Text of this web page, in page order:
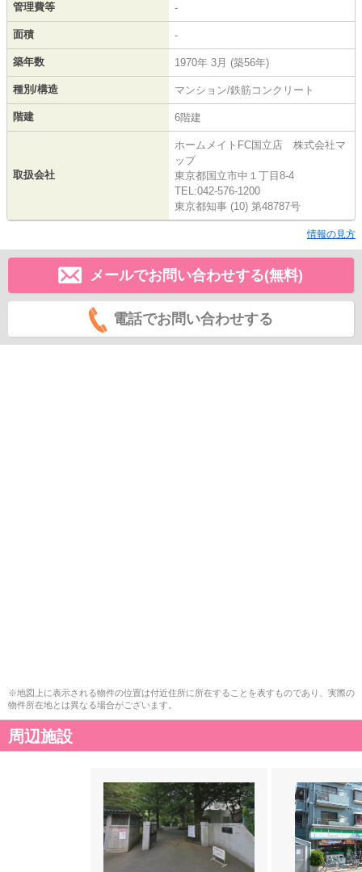
管理費等 -
面積 -
築年数 1970年 3月 (築56年)
種別/構造 マンション/鉄筋コンクリート
階建 6階建
取扱会社
ホームメイトFC国立店 株式会社マ
ップ
東京都国立市中１丁目8-4
TEL:042-576-1200
東京都知事 (10) 第48787号
情報の見方
メールでお問い合わせする(無料)
電話でお問い合わせする
※地図上に表示される物件の位置は付近住所に所在することを表すものであり、実際の
物件所在地とは異なる場合がございます。
周辺施設